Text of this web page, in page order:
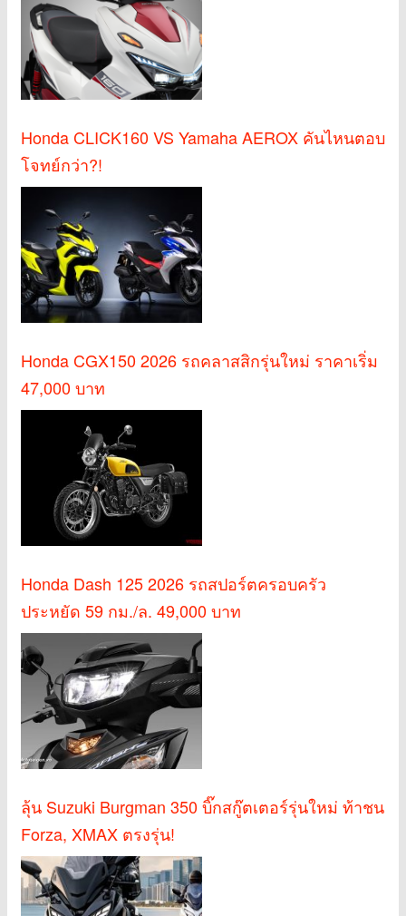
Honda CLICK160 VS Yamaha AEROX คันไหนตอบ
โจทย์กว่า?!
Honda CGX150 2026 รถคลาสสิกรุ่นใหม่ ราคาเริ่ม
47,000 บาท
Honda Dash 125 2026 รถสปอร์ตครอบครัว
ประหยัด 59 กม./ล. 49,000 บาท
ลุ้น Suzuki Burgman 350 บิ๊กสกู๊ตเตอร์รุ่นใหม่ ท้าชน
Forza, XMAX ตรงรุ่น!